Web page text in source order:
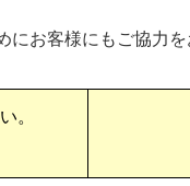
お客様にもご協力を
。